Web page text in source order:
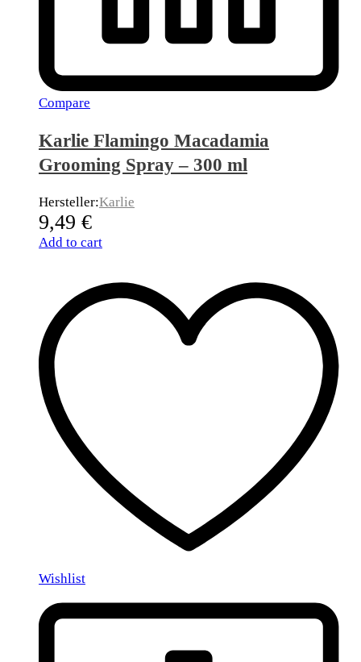
Compare
Karlie Flamingo Macadamia
Grooming Spray – 300 ml
Hersteller:Karlie
9,49 €
Add to cart
Wishlist